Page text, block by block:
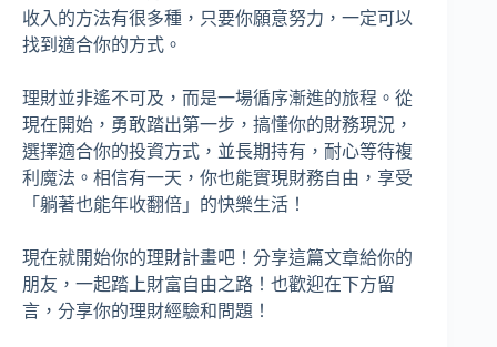
收入的方法有很多種，只要你願意努力，一定可以
找到適合你的方式。
理財並非遙不可及，而是一場循序漸進的旅程。從
現在開始，勇敢踏出第一步，搞懂你的財務現況，
選擇適合你的投資方式，並長期持有，耐心等待複
利魔法。相信有一天，你也能實現財務自由，享受
「躺著也能年收翻倍」的快樂生活！
現在就開始你的理財計畫吧！分享這篇文章給你的
朋友，一起踏上財富自由之路！也歡迎在下方留
言，分享你的理財經驗和問題！